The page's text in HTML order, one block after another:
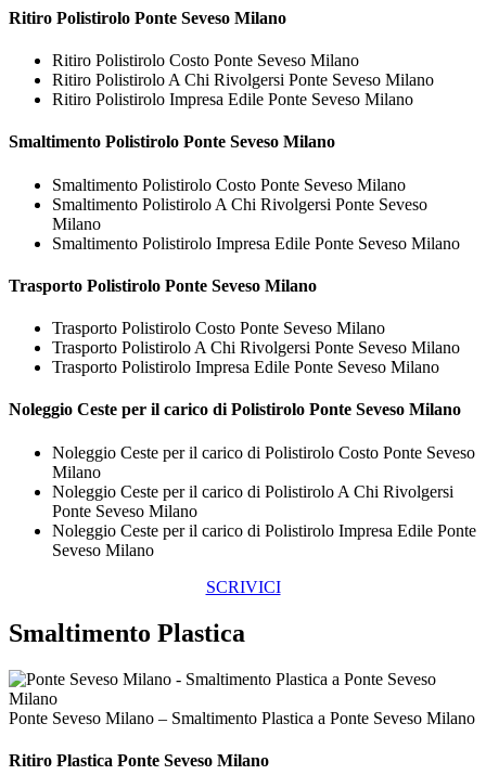
Ritiro Polistirolo Ponte Seveso Milano
Ritiro Polistirolo Costo Ponte Seveso Milano
Ritiro Polistirolo A Chi Rivolgersi Ponte Seveso Milano
Ritiro Polistirolo Impresa Edile Ponte Seveso Milano
Smaltimento Polistirolo Ponte Seveso Milano
Smaltimento Polistirolo Costo Ponte Seveso Milano
Smaltimento Polistirolo A Chi Rivolgersi Ponte Seveso
Milano
Smaltimento Polistirolo Impresa Edile Ponte Seveso Milano
Trasporto Polistirolo Ponte Seveso Milano
Trasporto Polistirolo Costo Ponte Seveso Milano
Trasporto Polistirolo A Chi Rivolgersi Ponte Seveso Milano
Trasporto Polistirolo Impresa Edile Ponte Seveso Milano
Noleggio Ceste per il carico diPolistirolo Ponte Seveso Milano
Noleggio Ceste per il carico di Polistirolo Costo Ponte Seveso
Milano
Noleggio Ceste per il carico di Polistirolo A Chi Rivolgersi
Ponte Seveso Milano
Noleggio Ceste per il carico di Polistirolo Impresa Edile Ponte
Seveso Milano
SCRIVICI
Smaltimento Plastica
Ponte Seveso Milano – Smaltimento Plastica a Ponte Seveso Milano
Ritiro Plastica Ponte Seveso Milano